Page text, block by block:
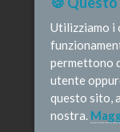
Altavilla,
Inf. Romina
©
Utilizziamo i
permettono
utente
questo sito,
nostra.